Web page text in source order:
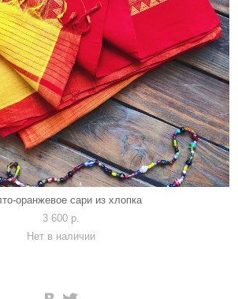
оранжевое сари из хлопка
3 600 p.
Нет в наличии